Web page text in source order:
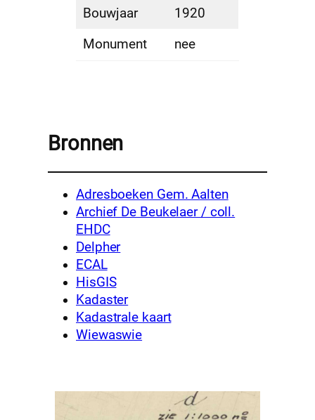
Bouwjaar
1920
Monument
nee
Bronnen
Adresboeken Gem. Aalten
Archief De Beukelaer / coll.
EHDC
Delpher
ECAL
HisGIS
Kadaster
Kadastrale kaart
Wiewaswie